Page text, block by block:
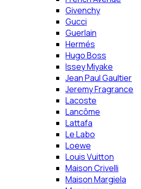
Givenchy
Gucci
Guerlain
Hermés
Hugo Boss
Issey Miyake
Jean Paul Gaultier
Jeremy Fragrance
Lacoste
Lancôme
Lattafa
Le Labo
Loewe
Louis Vuitton
Maison Crivelli
Maison Margiela